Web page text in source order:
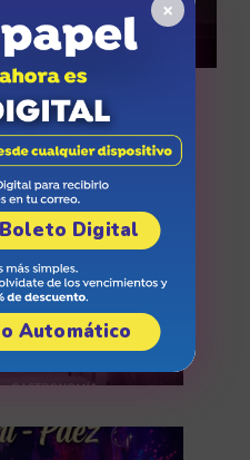
×
Digital
Automático